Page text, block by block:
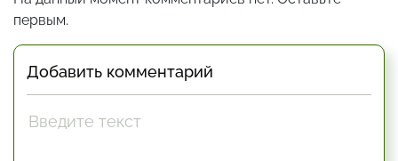
первым.
Добавить комментарий